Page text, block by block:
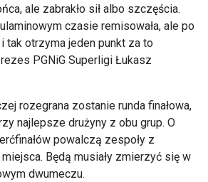
ale zabrakło sił albo szczęścia.
czasie remisowała, ale po
tak otrzyma jeden punkt za to
PGNiG Superligi Łukasz
rozegrana zostanie runda finałowa,
najlepsze drużyny z obu grup. O
powalczą zespoły z
Będą musiały zmierzyć się w
dwumeczu.